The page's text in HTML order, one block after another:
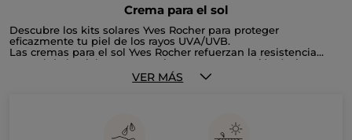
Crema para el sol
Descubre los kits solares Yves Rocher para proteger
eficazmente tu piel de los rayos UVA/UVB.
Las cremas para el sol Yves Rocher refuerzan la resistencia
natural de la piel y te proporcionan una protección óptima para
obtenir un halo delicadamente progresivo.
Completa tu rutina de proteccion solar con las cremas para
Yves Rocher te propone diferentes opciones para que puedas
VER MÁS